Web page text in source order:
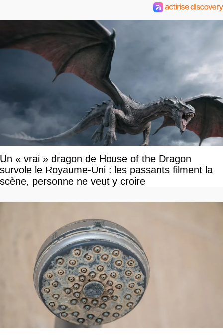
Un « vrai » dragon de House of the Dragon
survole le Royaume-Uni : les passants filment la
scène, personne ne veut y croire